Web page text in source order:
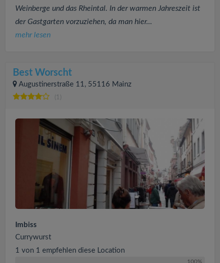
Weinberge und das Rheintal. In der warmen Jahreszeit ist
der Gastgarten vorzuziehen, da man hier...
mehr lesen
Best Worscht
Augustinerstraße 11, 55116 Mainz
Imbiss
Currywurst
1 von 1 empfehlen diese Location
100%